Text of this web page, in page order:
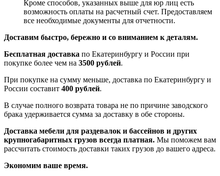
Кроме способов, указанных выше для юр лиц есть
возможность оплаты на расчетный счет. Предоставляем
все необходимые документы для отчетности.
Доставим быстро, бережно и со вниманием к деталям.
Бесплатная доставка по Екатеринбургу и России при
покупке более чем на 3500 рублей.
При покупке на сумму меньше, доставка по Екатеринбургу и
России составит 400 рублей.
В случае полного возврата товара не по причине заводского
брака удерживается сумма за доставку в обе стороны.
Доставка мебели для раздевалок и бассейнов и других
крупногабаритных грузов всегда платная. Мы поможем вам
рассчитать стоимость доставки таких грузов до вашего адреса.
Экономим ваше время.